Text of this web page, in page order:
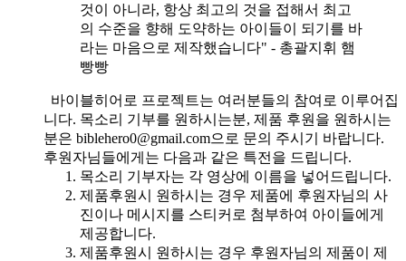
것이 아니라, 항상 최고의 것을 접해서 최고
의 수준을 향해 도약하는 아이들이 되기를 바
라는 마음으로 제작했습니다" - 총괄지휘 햄
빵빵
바이블히어로 프로젝트는 여러분들의 참여로 이루어집
니다. 목소리 기부를 원하시는분, 제품 후원을 원하시는
분은 biblehero0@gmail.com으로 문의 주시기 바랍니다.
후원자님들에게는 다음과 같은 특전을 드립니다.
목소리 기부자는 각 영상에 이름을 넣어드립니다.
제품후원시 원하시는 경우 제품에 후원자님의 사
진이나 메시지를 스티커로 첨부하여 아이들에게
제공합니다.
제품후원시 원하시는 경우 후원자님의 제품이 제